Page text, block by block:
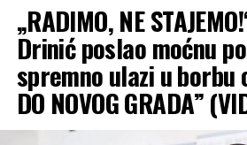
„RADIMO, NE
Drinić poslao moćnu
spremno ulazi u borbu
DO NOVOG GRADA”